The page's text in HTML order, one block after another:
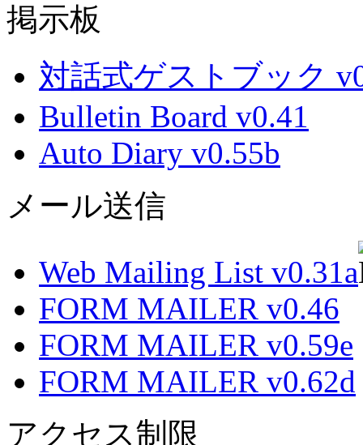
掲示板
対話式ゲストブック
Bulletin Board v0.41
Auto Diary v0.55b
メール送信
Web Mailing List v0.31a
FORM MAILER v0.46
FORM MAILER v0.59e
FORM MAILER v0.62d
アクセス制限